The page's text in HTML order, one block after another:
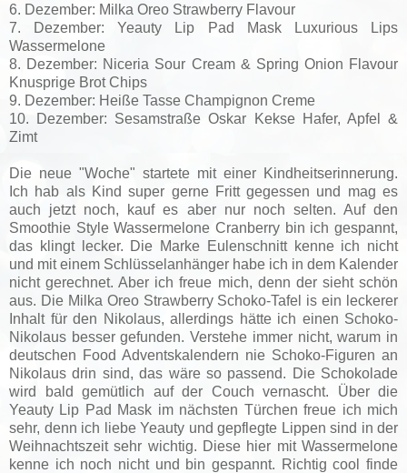
6. Dezember: Milka Oreo Strawberry Flavour
7. Dezember: Yeauty Lip Pad Mask Luxurious Lips
Wassermelone
8. Dezember: Niceria Sour Cream & Spring Onion Flavour
Knusprige Brot Chips
9. Dezember: Heiße Tasse Champignon Creme
10. Dezember: Sesamstraße Oskar Kekse Hafer, Apfel &
Zimt
Die neue "Woche" startete mit einer Kindheitserinnerung.
Ich hab als Kind super gerne Fritt gegessen und mag es
auch jetzt noch, kauf es aber nur noch selten. Auf den
Smoothie Style Wassermelone Cranberry bin ich gespannt,
das klingt lecker. Die Marke Eulenschnitt kenne ich nicht
und mit einem Schlüsselanhänger habe ich in dem Kalender
nicht gerechnet. Aber ich freue mich, denn der sieht schön
aus. Die Milka Oreo Strawberry Schoko-Tafel is ein leckerer
Inhalt für den Nikolaus, allerdings hätte ich einen Schoko-
Nikolaus besser gefunden. Verstehe immer nicht, warum in
deutschen Food Adventskalendern nie Schoko-Figuren an
Nikolaus drin sind, das wäre so passend. Die Schokolade
wird bald gemütlich auf der Couch vernascht. Über die
Yeauty Lip Pad Mask im nächsten Türchen freue ich mich
sehr, denn ich liebe Yeauty und gepflegte Lippen sind in der
Weihnachtszeit sehr wichtig. Diese hier mit Wassermelone
kenne ich noch nicht und bin gespannt. Richtig cool finde